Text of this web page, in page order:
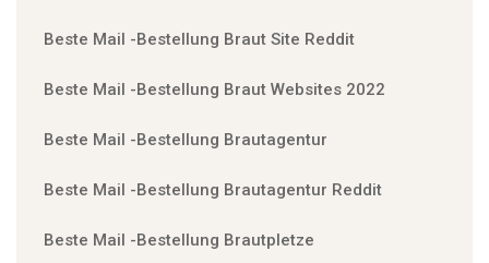
Beste Mail -Bestellung Braut Site Reddit
Beste Mail -Bestellung Braut Websites 2022
Beste Mail -Bestellung Brautagentur
Beste Mail -Bestellung Brautagentur Reddit
Beste Mail -Bestellung Brautpletze